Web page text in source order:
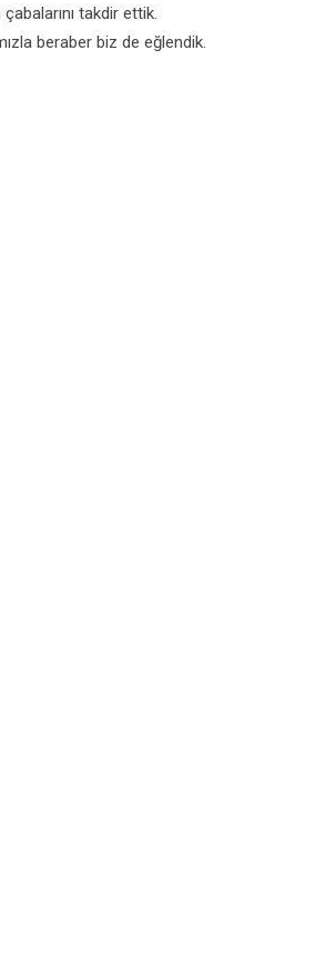
takdir ettik.
beraber biz de eğlendik.